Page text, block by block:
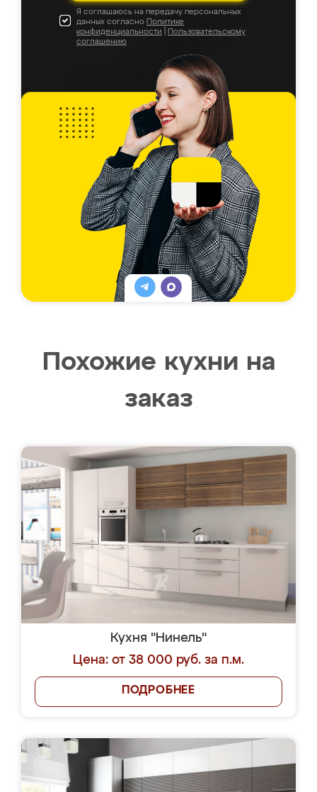
Я соглашаюсь на передачу персональных
данных согласно Политике
конфиденциальности
Пользовательскому
соглашению
Похожие кухни на
заказ
Кухня "Нинель"
Цена: от 38 000 руб. за п.м.
ПОДРОБНЕЕ